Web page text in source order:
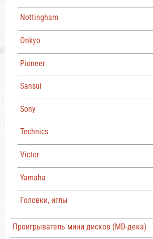
Nottingham
Onkyo
Pioneer
Sansui
Sony
Technics
Victor
Yamaha
Головки, иглы
Проигрыватель мини дисков (MD-дека)